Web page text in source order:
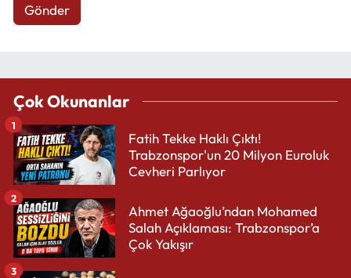
Gönder
Çok Okunanlar
Fatih Tekke Haklı Çıktı!
Trabzonspor'un 20 Milyon Euroluk
Cevheri Parlıyor
1
Ahmet Ağaoğlu’ndan Mohamed
Salah Açıklaması: Trabzonspor’a
Çok Yakışır
2
3